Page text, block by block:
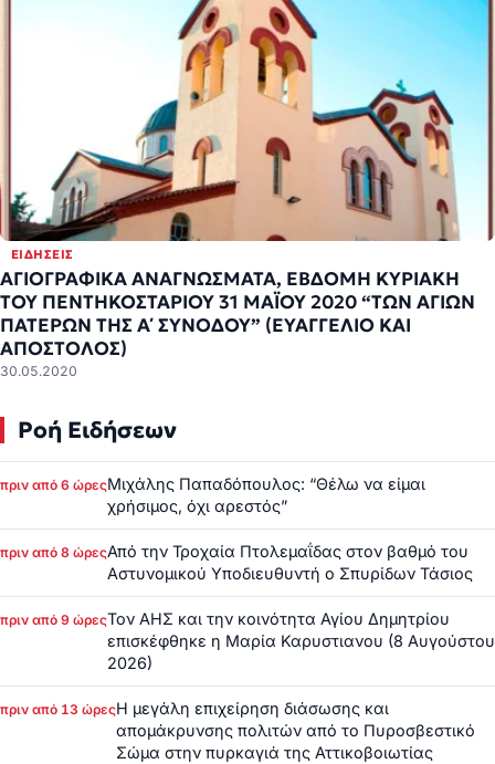
ΕΙΔΉΣΕΙΣ
ΑΓΙΟΓΡΑΦΙΚΑ ΑΝΑΓΝΩΣΜΑΤΑ, ΕΒΔΟΜΗ ΚΥΡΙΑΚΗ
ΤΟΥ ΠΕΝΤΗΚΟΣΤΑΡΙΟΥ 31 ΜΑΪΟΥ 2020 “ΤΩΝ ΑΓΙΩΝ
ΠΑΤΕΡΩΝ ΤΗΣ Α΄ ΣΥΝΟΔΟΥ” (ΕΥΑΓΓΕΛΙΟ ΚΑΙ
ΑΠΟΣΤΟΛΟΣ)
30.05.2020
Ροή Ειδήσεων
πριν από 6 ώρεςΜιχάλης Παπαδόπουλος: “Θέλω να είμαι
χρήσιμος, όχι αρεστός”
πριν από 8 ώρεςΑπό την Τροχαία Πτολεμαΐδας στον βαθμό του
Αστυνομικού Υποδιευθυντή ο Σπυρίδων Τάσιος
πριν από 9 ώρεςΤον ΑΗΣ και την κοινότητα Αγίου Δημητρίου
επισκέφθηκε η Μαρία Καρυστιανου (8 Αυγούστου
2026)
πριν από 13 ώρεςΗ μεγάλη επιχείρηση διάσωσης και
απομάκρυνσης πολιτών από το Πυροσβεστικό
Σώμα στην πυρκαγιά της Αττικοβοιωτίας